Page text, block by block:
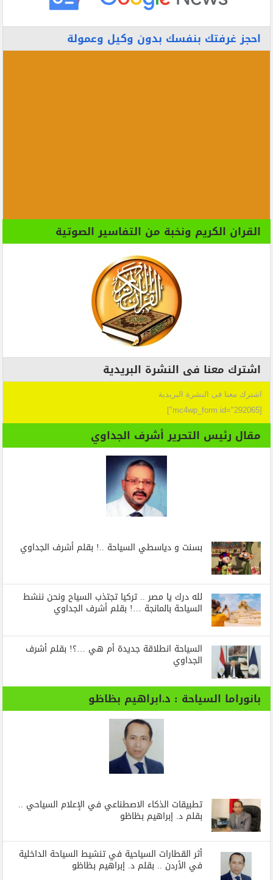
احجز غرفتك بنفسك بدون وكيل وعمولة
القران الكريم ونخبة من التفاسير الصوتية
اشترك معنا فى النشرة البريدية
اشترك معنا فى النشرة البريدية
[mc4wp_form id="292065"]
مقال رئيس التحرير أشرف الجداوي
بسنت و دياسطي السياحة ..! بقلم أشرف الجداوي
لله درك يا مصر .. تركيا تجتذب السياح ونحن ننشط
السياحة بالمانجة …! بقلم أشرف الجداوي
السياحة انطلاقة جديدة أم هي …؟! بقلم أشرف
الجداوي
بانوراما السياحة : د.ابراهيم بظاظو
تطبيقات الذكاء الاصطناعي في الإعلام السياحي ..
بقلم د. إبراهيم بظاظو
أثر القطارات السياحية في تنشيط السياحة الداخلية
في الأردن .. بقلم د. إبراهيم بظاظو